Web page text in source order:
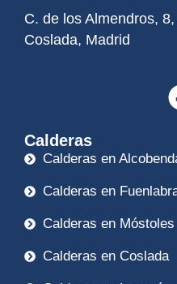
C. de los Almendros,
Coslada, Madrid
Calderas
Calderas en
Calderas en
Calderas en Móstoles
Calderas en Coslada